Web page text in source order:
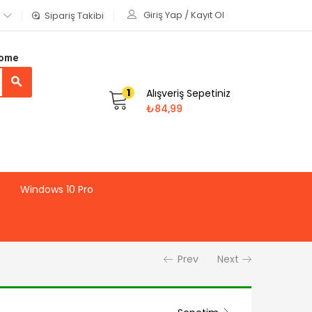
Sipariş Takibi Giriş Yap / Kayıt Ol
1
Alışveriş Sepetiniz
₺84,99
Windows 10 Pro
Prev Next